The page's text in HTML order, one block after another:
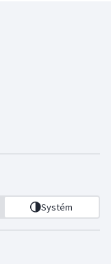
Systém